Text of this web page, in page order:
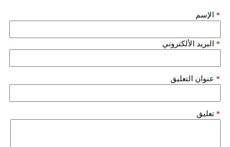
الإسم *
البريد الألكتروني *
عنوان التعليق *
تعليق *